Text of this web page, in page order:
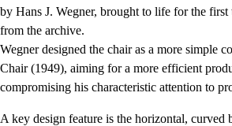
by Hans J. Wegner, brought to life for the first
from the archive.
Wegner designed the chair as a more simple
Chair (1949), aiming for a more efficient
compromising his characteristic attention to
A key design feature is the horizontal, curved